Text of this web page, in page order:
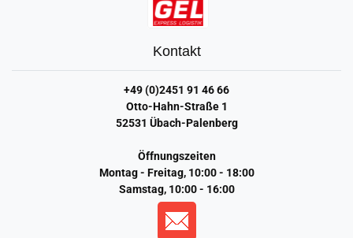
Kontakt
+49 (0)2451 91 46 66
Otto-Hahn-Straße 1
52531 Übach-Palenberg
Öffnungszeiten
Montag - Freitag, 10:00 - 18:00
Samstag, 10:00 - 16:00